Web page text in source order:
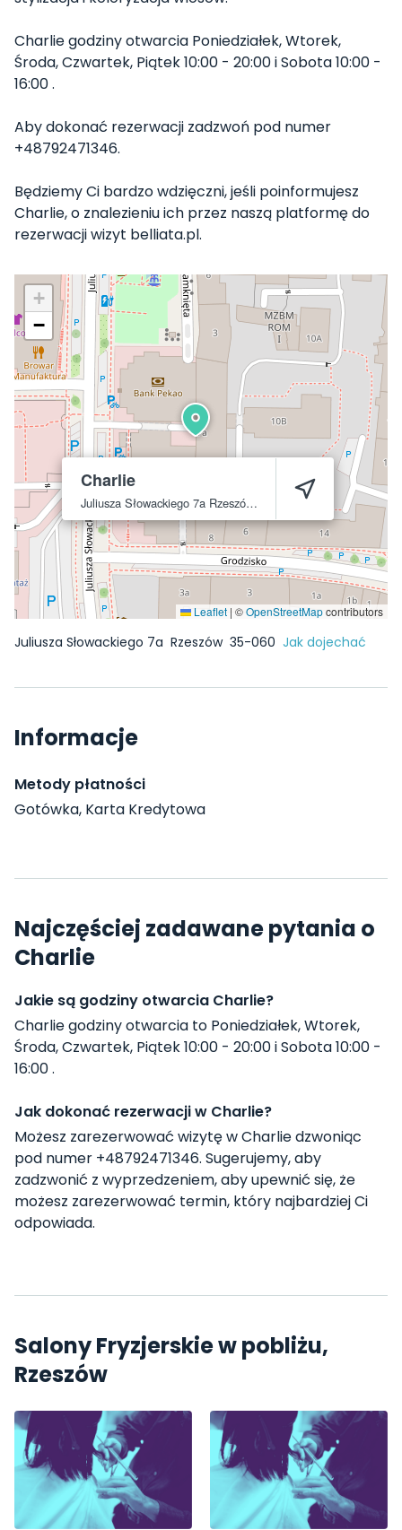
Charlie godziny otwarcia Poniedziałek, Wtorek,
Środa, Czwartek, Piątek 10:00 - 20:00 i Sobota 10:00 -
16:00 .
Aby dokonać rezerwacji zadzwoń pod numer
+48792471346.
Będziemy Ci bardzo wdzięczni, jeśli poinformujesz
Charlie, o znalezieniu ich przez naszą platformę do
rezerwacji wizyt belliata.pl.
Charlie
Juliusza Słowackiego 7a Rzeszów
+
−
Leaflet | ©OpenStreetMapcontributors
Juliusza Słowackiego 7a Rzeszów 35-060 Jak dojechać
Informacje
Metody płatności
Gotówka, Karta Kredytowa
Najczęściej zadawane pytania o
Charlie
Jakie są godziny otwarcia Charlie?
Charlie godziny otwarcia to Poniedziałek, Wtorek,
Środa, Czwartek, Piątek 10:00 - 20:00 i Sobota 10:00 -
16:00 .
Jak dokonać rezerwacji w Charlie?
Możesz zarezerwować wizytę w Charlie dzwoniąc
pod numer +48792471346. Sugerujemy, aby
zadzwonić z wyprzedzeniem, aby upewnić się, że
możesz zarezerwować termin, który najbardziej Ci
odpowiada.
Salony Fryzjerskie w pobliżu,
Rzeszów